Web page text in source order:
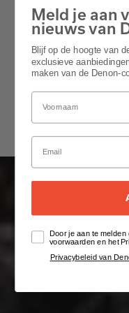
bassen met vier
Pas de
prestaties
Meld je aan
nieuws van
Blijf op de hoogte van
exclusieve
maken van de Denon-
Door je aan te
voorwaarden en het
Privacybeleid van